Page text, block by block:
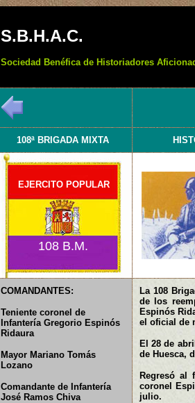
S.B.H.A.C.
Sociedad Benéfica de Historiadores
108ª BRIGADA MIXTA
EJERCITO POPULAR
108 B.M.
COMANDANTES:
Teniente coronel de
Infantería Gregorio Espinós
Ridaura
Mayor Mariano Tomás
Lozano
Comandante de Infantería
José Ramos Chiva
La 108
de los
Espinós
el oficial de
El 28 de
de Huesca,
Regresó al
coronel
julio.